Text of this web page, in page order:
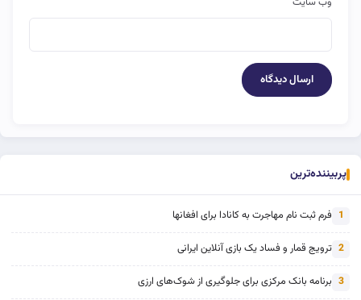
پربیننده‌ترین
1 فرم ثبت نام مهاجرت به کانادا برای افغانها
2 ترویج قمار و فساد یک بازی آنلاین ایرانی
3 برنامه بانک مرکزی برای جلوگیری از شوک‌های ارزی